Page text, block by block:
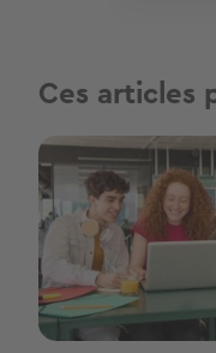
Ces articles
Image